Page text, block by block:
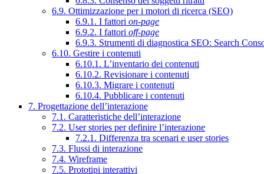
6.9. Ottimizzazione per i motori di ricerca (SEO)
6.9.1. I fattori on-page
6.9.2. I fattori off-page
6.9.3. Strumenti di diagnostica SEO: Search
6.10. Gestire i contenuti
6.10.1. L’inventario dei contenuti
6.10.2. Revisionare i contenuti
6.10.3. Migrare i contenuti
6.10.4. Pubblicare i contenuti
7. Progettazione dell’interazione
7.1. Caratteristiche dell’interazione
7.2. User stories per definire l’interazione
7.2.1. Differenza tra scenari e user stories
7.3. Flussi di interazione
7.4. Wireframe
7.5. Prototipi interattivi